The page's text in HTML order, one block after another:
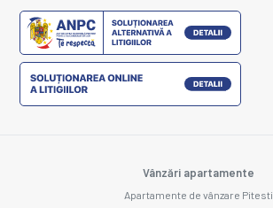
Vânzări apartamente
Apartamente de vânzare Pitesti